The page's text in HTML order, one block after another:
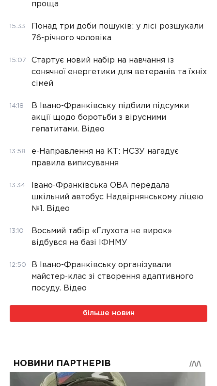
проща
15:33
Понад три доби пошуків: у лісі розшукали
76-річного чоловіка
15:07
Стартує новий набір на навчання із
сонячної енергетики для ветеранів та їхніх
сімей
14:18
В Івано-Франківську підбили підсумки
акції щодо боротьби з вірусними
гепатитами. Відео
13:58
е-Направлення на КТ: НСЗУ нагадує
правила виписування
13:34
Івано-Франківська ОВА передала
шкільний автобус Надвірнянському ліцею
№1. Відео
13:10
Восьмий табір «Глухота не вирок»
відбувся на базі ІФНМУ
12:50
В Івано-Франківську організували
майстер-клас зі створення адаптивного
посуду. Відео
більше новин